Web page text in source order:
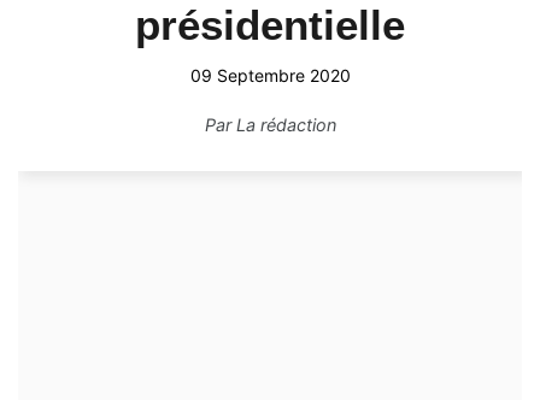
présidentielle
09 Septembre 2020
ParLa rédaction